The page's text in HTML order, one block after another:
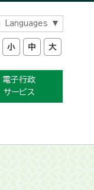
Languages
電子行政
サービス